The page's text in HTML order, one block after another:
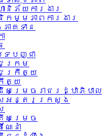
ានិភ័យការងារ
កម្មភាពការងារ
ាគទាន
ទបញ្ជា
ជក្រម
ជក្រឹត្យ
ត្យ
សម្រេចរាជរដ្ឋាភិបាល
សអន្តរក្រសួង
សម្រេច
ែនាំ